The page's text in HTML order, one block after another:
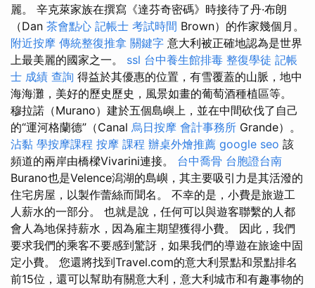
麗。 辛克萊家族在撰寫《達芬奇密碼》時接待了丹·布朗
（Dan 茶會點心 記帳士 考試時間 Brown）的作家幾個月。
附近按摩 傳統整復推拿 關鍵字 意大利被正確地認為是世界
上最美麗的國家之一。 ssl 台中養生館排毒 整復學徒 記帳
士 成績 查詢 得益於其優惠的位置，有雪覆蓋的山脈，地中
海海灘，美好的歷史歷史，風景如畫的葡萄酒種植區等。
穆拉諾（Murano）建於五個島嶼上，並在中間砍伐了自己
的“運河格蘭德”（Canal 烏日按摩 會計事務所 Grande）。
沾黏 學按摩課程 按摩 課程 辦桌外燴推薦 google seo 該
頻道的兩岸由橋樑Vivarini連接。 台中喬骨 台胞證台南
Burano也是Velence潟湖的島嶼，其主要吸引力是其活潑的
住宅房屋，以製作蕾絲而聞名。 不幸的是，小費是旅遊工
人薪水的一部分。 也就是說，任何可以與遊客聯繫的人都
會人為地保持薪水，因為雇主期望獲得小費。 因此，我們
要求我們的乘客不要感到驚訝，如果我們的導遊在旅途中固
定小費。 您還將找到Travel.com的意大利景點和景點排名
前15位，還可以幫助有關意大利，意大利城市和有趣事物的